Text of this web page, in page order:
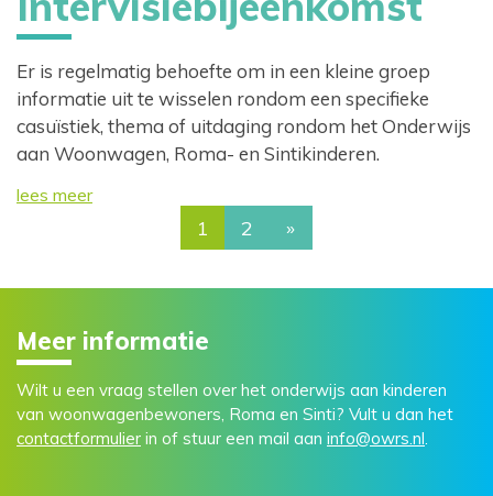
Er is regelmatig behoefte om in een kleine groep
informatie uit te wisselen rondom een specifieke
casuïstiek, thema of uitdaging rondom het Onderwijs
aan Woonwagen, Roma- en Sintikinderen.
lees meer
1 2 »
Meer informatie
Wilt u een vraag stellen over het onderwijs aan kinderen
van woonwagenbewoners, Roma en Sinti? Vult u dan het
contactformulier in of stuur een mail aan info@owrs.nl.